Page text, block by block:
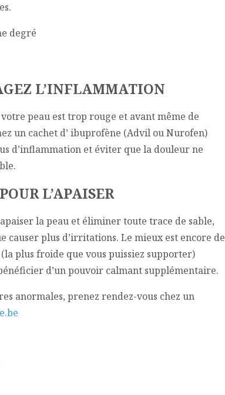
L’INFLAMMATION
peau est trop rouge et avant même de
un cachet d’ ibuprofène (Advil ou Nurofen)
d’inflammation et éviter que la douleur ne
L’APAISER
la peau et éliminer toute trace de sable,
causer plus d’irritations. Le mieux est encore de
plus froide que vous puissiez supporter)
d’un pouvoir calmant supplémentaire.
anormales, prenez rendez-vous chez un